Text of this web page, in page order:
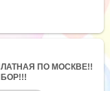
ПО МОСКВЕ!!